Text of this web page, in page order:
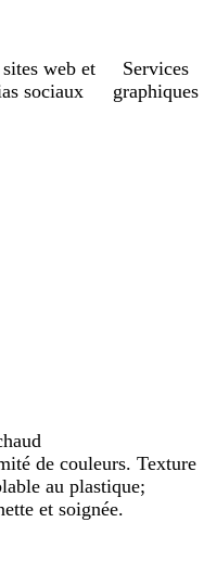
web et
sociaux
Services
graphiques
de couleurs. Texture
au plastique;
et soignée.